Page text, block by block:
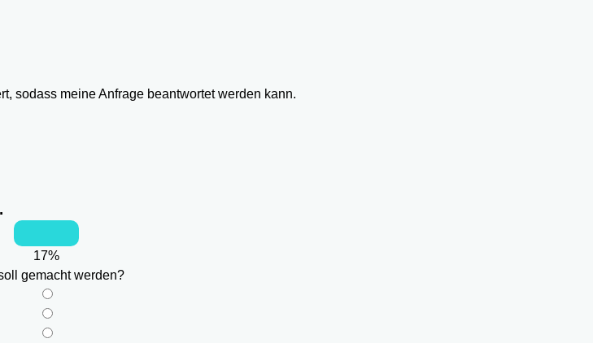
sodass meine Anfrage beantwortet werden kann.
17%
gemacht werden?